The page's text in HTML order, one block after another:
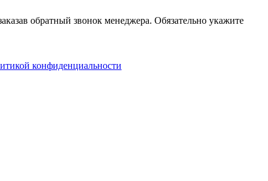
обратный звонок менеджера. Обязательно укажите
конфиденциальности